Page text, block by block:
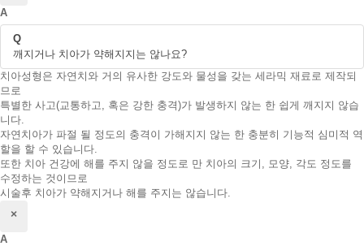
A
Q
깨지거나 치아가 약해지지는 않나요?
치아성형은 자연치와 거의 유사한 강도와 물성을 갖는 세라믹 재료로 제작되
므로
특별한 사고(교통하고, 혹은 강한 충격)가 발생하지 않는 한 쉽게 깨지지 않습
니다.
자연치아가 파절 될 정도의 충격이 가해지지 않는 한 충분히 기능적 심미적 역
할을 할 수 있습니다.
또한 치아 건강에 해를 주지 않을 정도로 만 치아의 크기, 모양, 각도 정도를
수정하는 것이므로
시술후 치아가 약해지거나 해를 주지는 않습니다.
×닫기
A